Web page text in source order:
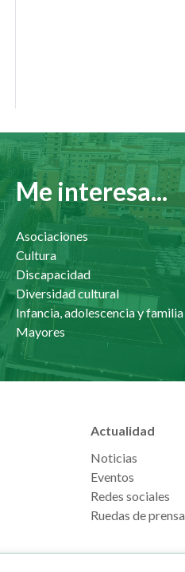
Me interesa...
Asociaciones
Cultura
Discapacidad
Diversidad cultural
Infancia, adolescencia y familia
Mayores
Actualidad
Noticias
Eventos
Redes sociales
Ruedas de prensa